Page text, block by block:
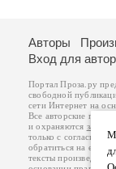
Авторы
Вход для
Портал Проза.ру
свободной
сети Интернет на
Все авторские права
и охраняются законом
только с согласия
обратиться на его
тексты произведений